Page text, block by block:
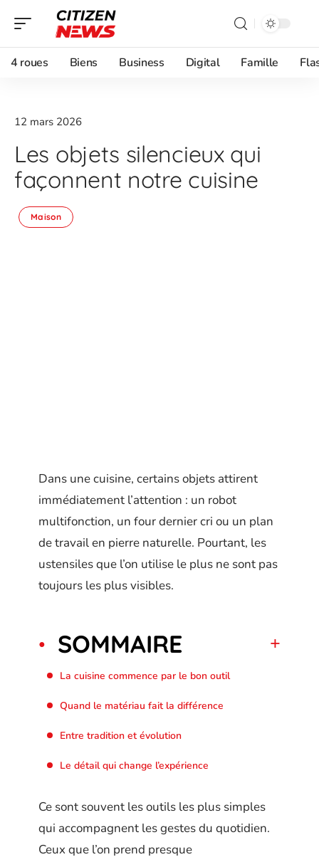
4 roues Biens Business Digital Famille
12 mars 2026
Les objets silencieux qui
façonnent notre cuisine
Maison
Dans une cuisine, certains objets attirent
immédiatement l’attention : un robot
multifonction, un four dernier cri ou un plan
de travail en pierre naturelle. Pourtant, les
ustensiles que l’on utilise le plus ne sont pas
toujours les plus visibles.
SOMMAIRE
La cuisine commence par le bon outil
Quand le matériau fait la différence
Entre tradition et évolution
Le détail qui change l’expérience
Ce sont souvent les outils les plus simples
qui accompagnent les gestes du quotidien.
Ceux que l’on prend presque